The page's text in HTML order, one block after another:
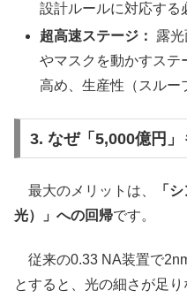
設計ルールに対応する
超高速ステージ：
露
やマスクを動かすステ
高め、生産性（スルー
3. なぜ「5,000億円
最大のメリットは、
「
光）」への回帰です。
従来の0.33 NA装置で
とすると、光の細さが足